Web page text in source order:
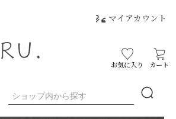
マイアカウント
お気に入り カート